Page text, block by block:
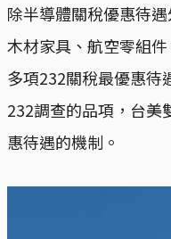
除半導體關稅優惠待
木材家具、航空零組
多項232關稅最優惠待
232調查的品項，台美
惠待遇的機制。